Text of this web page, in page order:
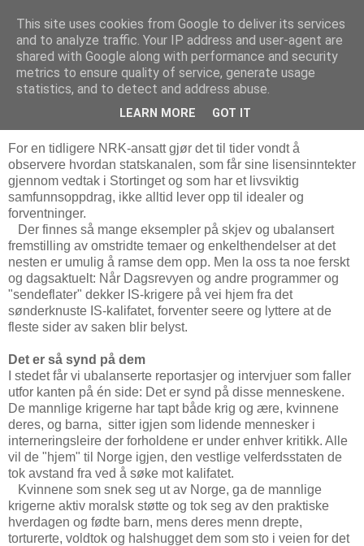
Bjørn Hoelseths blogg
søndag 24. februar 2019
Den vanskelige balansen
For en tidligere NRK-ansatt gjør det til tider vondt å
observere hvordan statskanalen, som får sine lisensinntekter
gjennom vedtak i Stortinget og som har et livsviktig
samfunnsoppdrag, ikke alltid lever opp til idealer og
forventninger.
Der finnes så mange eksempler på skjev og ubalansert
fremstilling av omstridte temaer og enkelthendelser at det
nesten er umulig å ramse dem opp. Men la oss ta noe ferskt
og dagsaktuelt: Når Dagsrevyen og andre programmer og
"sendeflater" dekker IS-krigere på vei hjem fra det
sønderknuste IS-kalifatet, forventer seere og lyttere at de
fleste sider av saken blir belyst.
Det er så synd på dem
I stedet får vi ubalanserte reportasjer og intervjuer som faller
utfor kanten på én side: Det er synd på disse menneskene.
De mannlige krigerne har tapt både krig og ære, kvinnene
deres, og barna, sitter igjen som lidende mennesker i
interneringsleire der forholdene er under enhver kritikk. Alle
vil de "hjem" til Norge igjen, den vestlige velferdsstaten de
tok avstand fra ved å søke mot kalifatet.
Kvinnene som snek seg ut av Norge, ga de mannlige
krigerne aktiv moralsk støtte og tok seg av den praktiske
hverdagen og fødte barn, mens deres menn drepte,
torturerte, voldtok og halshugget dem som sto i veien for det
This site uses cookies from Google to deliver its services
and to analyze traffic. Your IP address and user-agent are
shared with Google along with performance and security
metrics to ensure quality of service, generate usage
statistics, and to detect and address abuse.
LEARN MORE GOT IT